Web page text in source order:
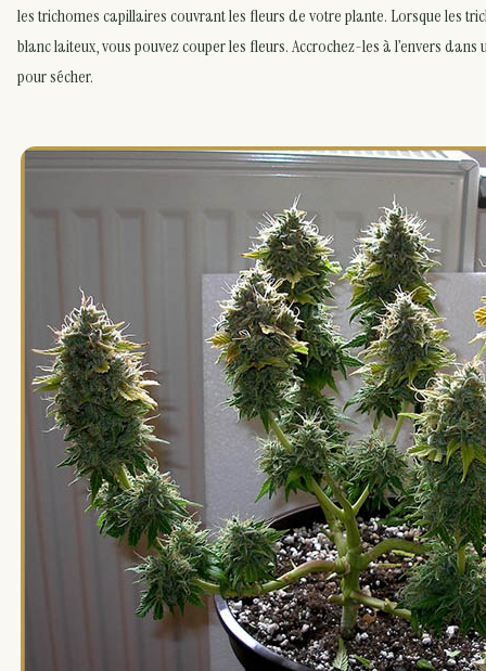
les trichomes capillaires couvrant les fleurs de votre plante. Lorsque les
blanc laiteux, vous pouvez couper les fleurs. Accrochez-les à l’envers dans
pour sécher.